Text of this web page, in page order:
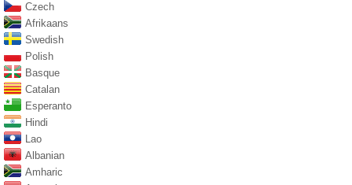
Czech
Afrikaans
Swedish
Polish
Basque
Catalan
Esperanto
Hindi
Lao
Albanian
Amharic